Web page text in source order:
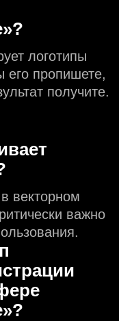
логотипы
пропишете,
получите.
векторном
важно